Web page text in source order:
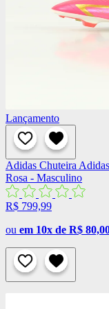
Lançamento
Adidas Chuteira
Rosa - Masculino
R$ 799,99
ou em 10x de R$